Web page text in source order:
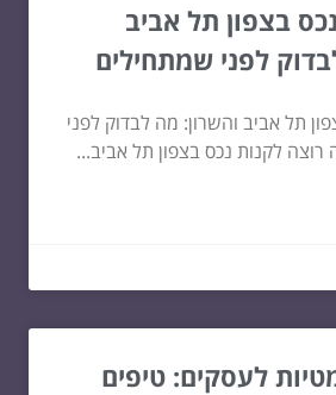
בצפון תל אביב
לפני שמתחילים
תל אביב והשרון: מה לבדוק לפני
לקנות נכס בצפון תל אביב...
לעסקים: טיפים